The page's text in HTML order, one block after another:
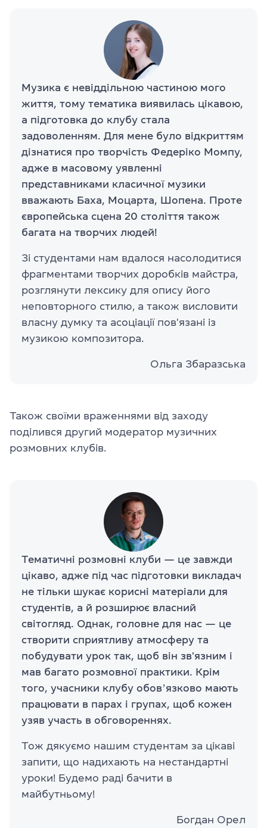
Музика є невіддільною частиною мого
життя, тому тематика виявилась цікавою,
а підготовка до клубу стала
задоволенням. Для мене було відкриттям
дізнатися про творчість Федеріко Момпу,
адже в масовому уявленні
представниками класичної музики
вважають Баха, Моцарта, Шопена. Проте
європейська сцена 20 століття також
багата на творчих людей!
Зі студентами нам вдалося насолодитися
фрагментами творчих доробків майстра,
розглянути лексику для опису його
неповторного стилю, а також висловити
власну думку та асоціації пов'язані із
музикою композитора.
Ольга Збаразська
Також своїми враженнями від заходу
поділився другий модератор музичних
розмовних клубів.
Тематичні розмовні клуби — це завжди
цікаво, адже під час підготовки викладач
не тільки шукає корисні матеріали для
студентів, а й розширює власний
світогляд. Однак, головне для нас — це
створити сприятливу атмосферу та
побудувати урок так, щоб він зв'язним і
мав багато розмовної практики. Крім
того, учасники клубу обовʼязково мають
працювати в парах і групах, щоб кожен
узяв участь в обговореннях.
Тож дякуємо нашим студентам за цікаві
запити, що надихають на нестандартні
уроки! Будемо раді бачити в
майбутньому!
Богдан Орел